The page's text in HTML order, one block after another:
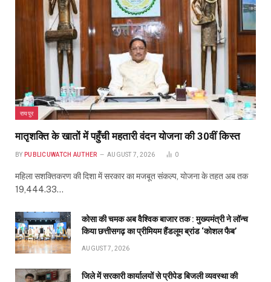
रायपुर
मातृशक्ति के खातों में पहुँची महतारी वंदन योजना की 30वीं किस्त
BY PUBLICUWATCH AUTHER AUGUST 7, 2026 0
महिला सशक्तिकरण की दिशा में सरकार का मजबूत संकल्प, योजना के तहत अब तक
19,444.33…
कोसा की चमक अब वैश्विक बाजार तक : मुख्यमंत्री ने लॉन्च
किया छत्तीसगढ़ का प्रीमियम हैंडलूम ब्रांड ‘कोशल फैब’
AUGUST 7, 2026
जिले में सरकारी कार्यालयों से प्रीपेड बिजली व्यवस्था की